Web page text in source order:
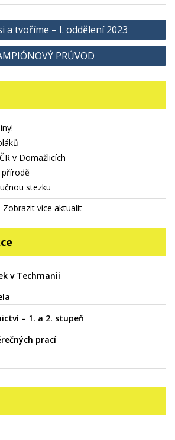
a tvoříme – I. oddělení 2023
PRŮVOD
v Domažlicích
přírodě
stezku
Zobrazit více aktualit
v Techmanii
– 1. a 2. stupeň
prací